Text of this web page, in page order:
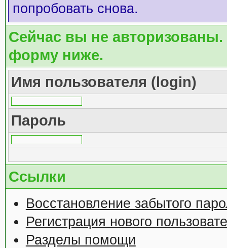
попробовать снова.
Сейчас вы не авторизованы.
форму ниже.
Имя пользователя (login)
Пароль
Ссылки
Восстановление забытого
Регистрация нового
Разделы помощи